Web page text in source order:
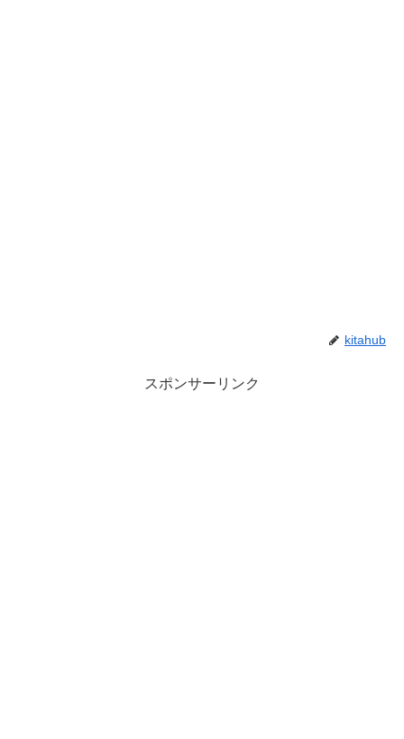
kitahub
スポンサーリンク